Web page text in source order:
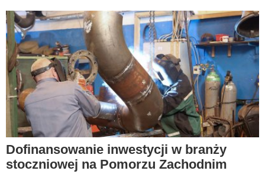
Dofinansowanie inwestycji w branży
stoczniowej na Pomorzu Zachodnim